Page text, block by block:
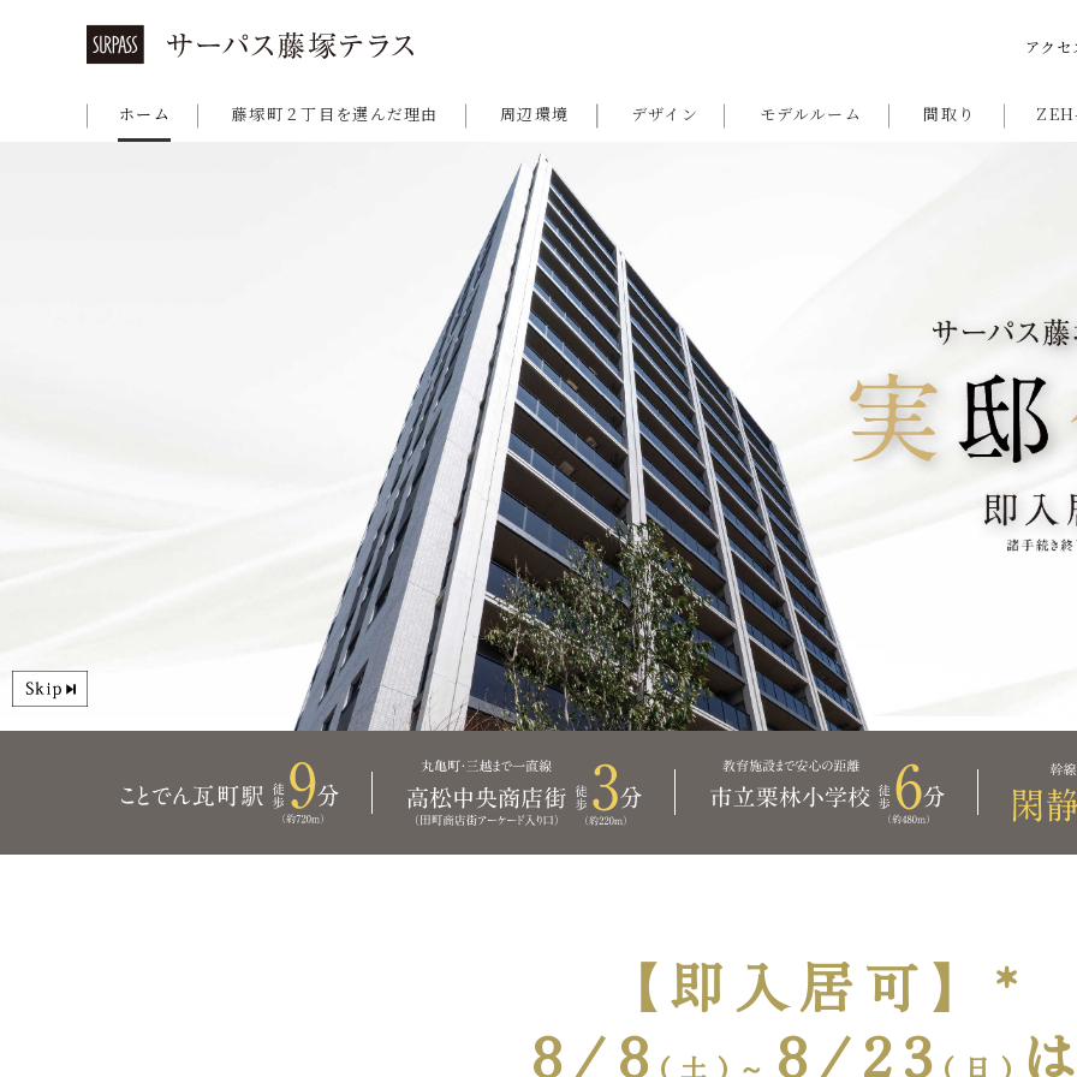
アク
ホーム 藤塚町２丁目を選んだ理由 周辺環境 デザイン モデルルーム 間取り
【即入居可】*
8/8 (土)～ 8/23 (日)